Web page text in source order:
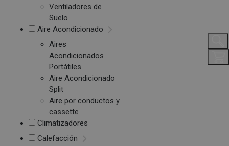
Ventiladores de
Suelo
Aire Acondicionado
Aires
Acondicionados
Portátiles
Aire Acondicionado
Split
Aire por conductos y
cassette
Climatizadores
Calefacción